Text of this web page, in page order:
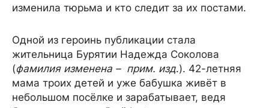
изменила тюрьма и кто следит за их постами.
Одной из героинь публикации стала
жительница Бурятии Надежда Соколова
(фамилия изменена – прим. изд.). 42-летняя
мама троих детей и уже бабушка живёт в
небольшом посёлке и зарабатывает, ведя